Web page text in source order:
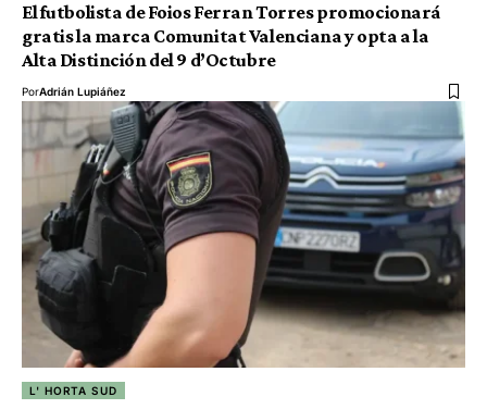
El futbolista de Foios Ferran Torres promocionará
gratis la marca Comunitat Valenciana y opta a la
Alta Distinción del 9 d’Octubre
PorAdrián Lupiáñez
L' HORTA SUD